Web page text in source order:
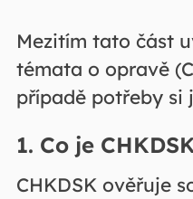
Mezitím tato část
témata o opravě
případě potřeby si
1. Co je
CHKDSK ověřuje